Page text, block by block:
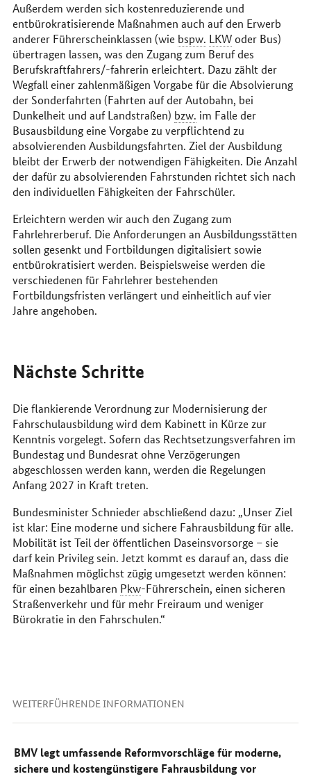
Außerdem werden sich kostenreduzierende und
entbürokratisierende Maßnahmen auch auf den Erwerb
anderer Führerscheinklassen (wie bspw. LKWoder Bus)
übertragen lassen, was den Zugang zum Beruf des
Berufskraftfahrers/-fahrerin erleichtert. Dazu zählt der
Wegfall einer zahlenmäßigen Vorgabe für die Absolvierung
der Sonderfahrten (Fahrten auf der Autobahn, bei
Dunkelheit und auf Landstraßen) bzw. im Falle der
Busausbildung eine Vorgabe zu verpflichtend zu
absolvierenden Ausbildungsfahrten. Ziel der Ausbildung
bleibt der Erwerb der notwendigen Fähigkeiten. Die Anzahl
der dafür zu absolvierenden Fahrstunden richtet sich nach
den individuellen Fähigkeiten der Fahrschüler.
Erleichtern werden wir auch den Zugang zum
Fahrlehrerberuf. Die Anforderungen an Ausbildungsstätten
sollen gesenkt und Fortbildungen digitalisiert sowie
entbürokratisiert werden. Beispielsweise werden die
verschiedenen für Fahrlehrer bestehenden
Fortbildungsfristen verlängert und einheitlich auf vier
Jahre angehoben.
Nächste Schritte
Die flankierende Verordnung zur Modernisierung der
Fahrschulausbildung wird dem Kabinett in Kürze zur
Kenntnis vorgelegt. Sofern das Rechtsetzungsverfahren im
Bundestag und Bundesrat ohne Verzögerungen
abgeschlossen werden kann, werden die Regelungen
Anfang 2027 in Kraft treten.
Bundesminister Schnieder abschließend dazu: „Unser Ziel
ist klar: Eine moderne und sichere Fahrausbildung für alle.
Mobilität ist Teil der öffentlichen Daseinsvorsorge – sie
darf kein Privileg sein. Jetzt kommt es darauf an, dass die
Maßnahmen möglichst zügig umgesetzt werden können:
für einen bezahlbaren Pkw-Führerschein, einen sicheren
Straßenverkehr und für mehr Freiraum und weniger
Bürokratie in den Fahrschulen.“
WEITERFÜHRENDE INFORMATIONEN
BMV legt umfassende Reformvorschläge für moderne,
sichere und kostengünstigere Fahrausbildung vor